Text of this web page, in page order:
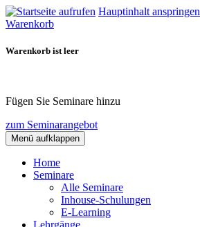
Hauptinhalt anspringen
Warenkorb
Warenkorb ist leer
Fügen Sie Seminare hinzu
zum Seminarangebot
Menü aufklappen
Home
Seminare
Alle Seminare
Inhouse-Schulungen
E-Learning